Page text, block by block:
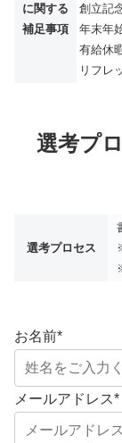
に関する
補足事項
創立記
年末年
有給休
リフレ
選考プ
選考プロセス
お名前*
メールアドレス*